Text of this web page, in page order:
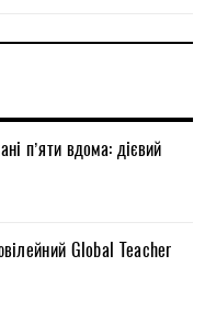
п’яти вдома: дієвий
Global Teacher